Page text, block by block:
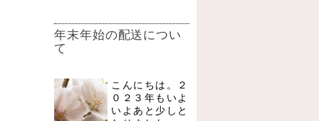
年末年始の配送につい
て
こんにちは。２
０２３年もいよ
いよあと少しと